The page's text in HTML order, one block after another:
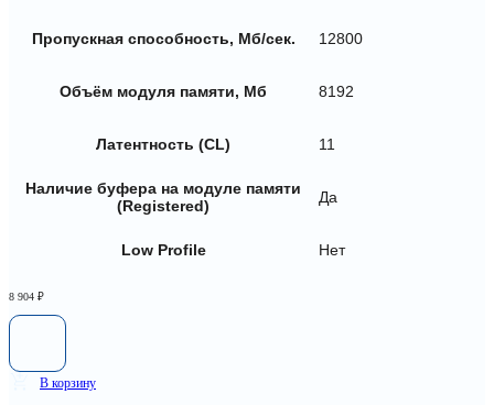
Пропускная способность, Мб/сек. 12800
Объём модуля памяти, Мб 8192
Латентность (CL) 11
Наличие буфера на модуле памяти
(Registered)
Да
Low Profile Нет
8 904 ₽
В корзину